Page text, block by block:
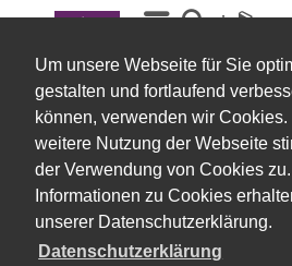
Um unsere Webseite für Sie
gestalten und fortlaufend
können, verwenden wir
weitere Nutzung der Webseite
der Verwendung von Cookies
Informationen zu Cookies
unserer Datenschutzerklärung.
Datenschutzerklärung
Menü
Auszeichnungsetiketten u.
Filtern